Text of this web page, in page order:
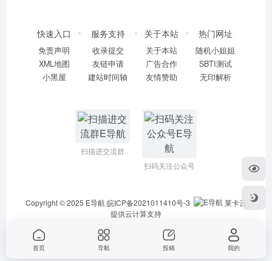
快速入口
免责声明
XML地图
小黑屋
服务支持
收录提交
友链申请
建站时间轴
关于本站
关于本站
广告合作
友情赞助
热门网址
随机小姐姐
SBTI测试
无印解析
扫描进交流群
扫码关注公众号
Copyright © 2025 E导航皖ICP备2021011410号-3
莱卡云
提供云计算支持
首页 导航 投稿 我的